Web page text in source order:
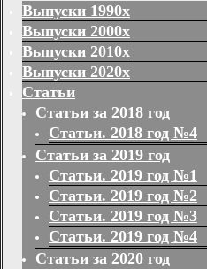
Выпуски 1990х
Выпуски 2000х
Выпуски 2010х
Выпуски 2020х
Статьи
Статьи за 2018 год
Статьи. 2018 год №4
Статьи за 2019 год
Статьи. 2019 год №1
Статьи. 2019 год №2
Статьи. 2019 год №3
Статьи. 2019 год №4
Статьи за 2020 год